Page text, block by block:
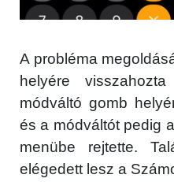
A probléma
helyére
módváltó gomb
és a módváltót pedig
menübe rejtette.
elégedett lesz a